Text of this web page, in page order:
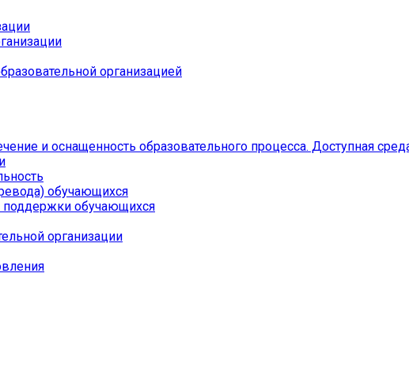
организацией
и оснащенность образовательного процесса. Доступная
обучающихся
обучающихся
организации